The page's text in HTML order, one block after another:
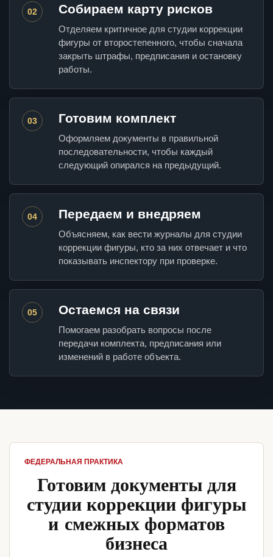
02 Собираем карту рисков
Отделяем критичное для студии коррекции
фигуры от второстепенного, чтобы сначала
закрыть штрафы, предписания и остановку
работы.
03 Готовим комплект
Оформляем документы в правильной
последовательности, чтобы каждый
следующий опирался на предыдущий.
04 Передаем и внедряем
Объясняем, как вести журналы для студии
коррекции фигуры, кто за них отвечает и что
показывать инспектору при проверке.
05 Остаемся на связи
Помогаем разобрать вопросы после
передачи комплекта, предписания или
изменений в работе объекта.
ФЕДЕРАЛЬНАЯ ПРАКТИКА
Готовим документы для
студии коррекции фигуры
и смежных форматов
бизнеса